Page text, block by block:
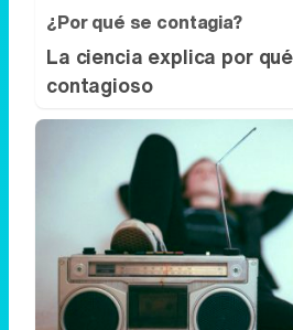
¿Por qué se contagia?
La ciencia explica por
contagioso